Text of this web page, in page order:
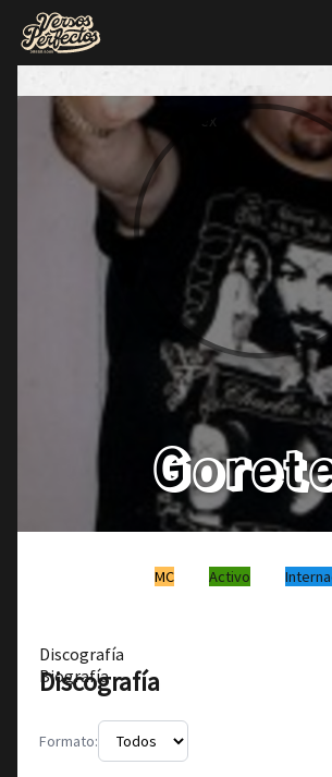
MC Activo
Discografía
Biografía
Discografía
Formato: